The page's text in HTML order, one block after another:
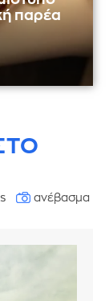
παρέα
ανέβασμα